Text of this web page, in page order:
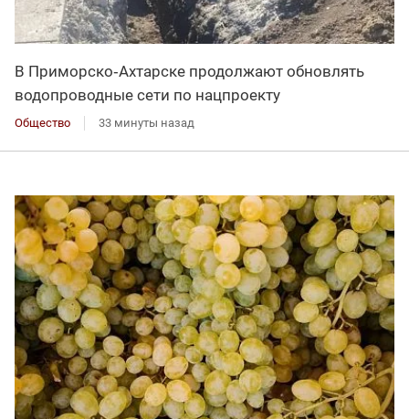
В Приморско‑Ахтарске продолжают обновлять
водопроводные сети по нацпроекту
Общество 33 минуты назад